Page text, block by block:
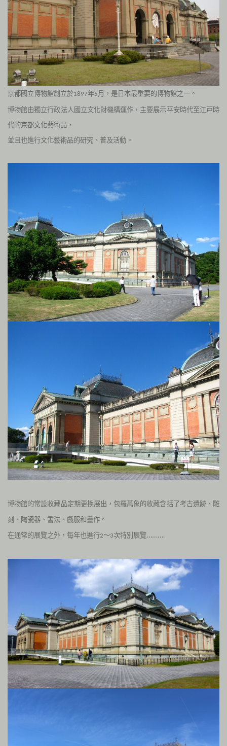
京都國立博物館創立於1897年5 月，是日本最重要的博物館之一 。
博物館由獨立行政法人國立文化財機構運作，主要展示平安時代至江戸時
代的京都文化藝術品，
並且也進行文化藝術品的研究、普及活動。
博物館的常設收藏品定期更換展出，包羅萬象的收藏含括了考古遺跡、雕
刻、陶瓷器、書法、戲服和畫作。
在通常的展覽之外，每年也進行2～3次特別展覽……….